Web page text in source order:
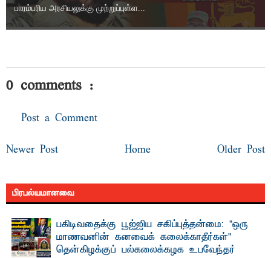
பாரம்பரிய அரசியலுக்கு முற்றுப்புள்ள...
0 comments :
Post a Comment
Newer Post Older Post
Home
பிரபல்யமானவை
பகிடிவதைக்கு பூஜ்ஜிய சகிப்புத்தன்மை: "ஒரு
மாணவனின் கனவைக் கலைக்காதீர்கள்" –
தென்கிழக்குப் பல்கலைக்கழக உபவேந்தர்